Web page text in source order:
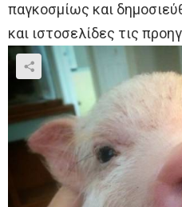
παγκοσμίως και
και ιστοσελίδες τις